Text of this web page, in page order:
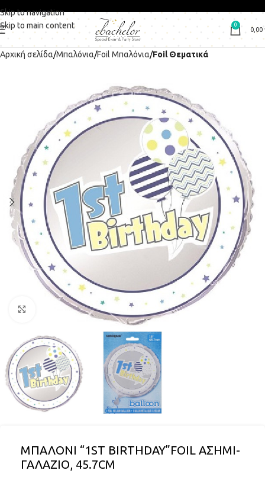
Skip to navigation
Skip to main content
0
0,00
Αρχική σελίδα Μπαλόνια Foil Μπαλόνια Foil Θεματικά
Click to enlarge
ΜΠΑΛΟΝΙ “1ST BIRTHDAY”FOIL ΑΣΗΜΙ-
ΓΑΛΑΖΙΟ, 45.7CM